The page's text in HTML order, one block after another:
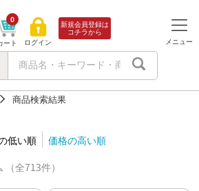
ート
0
ログイン
新規会員登録は
コチラから
メニュー
商品検索結果
低い順
価格の高い順
全713件）